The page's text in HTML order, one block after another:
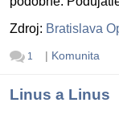
Zdroj: Bratislava
1 | Komunita
Linus a Linus